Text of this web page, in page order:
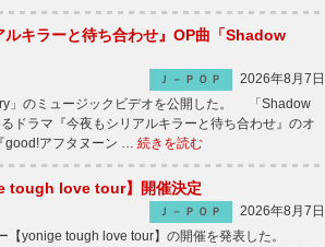
キラーと待ち合わせ』OP曲「Shadow
Ｊ－ＰＯＰ
2026年8月7日
」のミュージックビデオを公開した。 「Shadow
ドラマ『今夜もシリアルキラーと待ち合わせ』のオ
good!アフタヌーン … 続きを読む
tough love tour】開催決定
Ｊ－ＰＯＰ
2026年8月7日
【yonige tough love tour】の開催を発表した。